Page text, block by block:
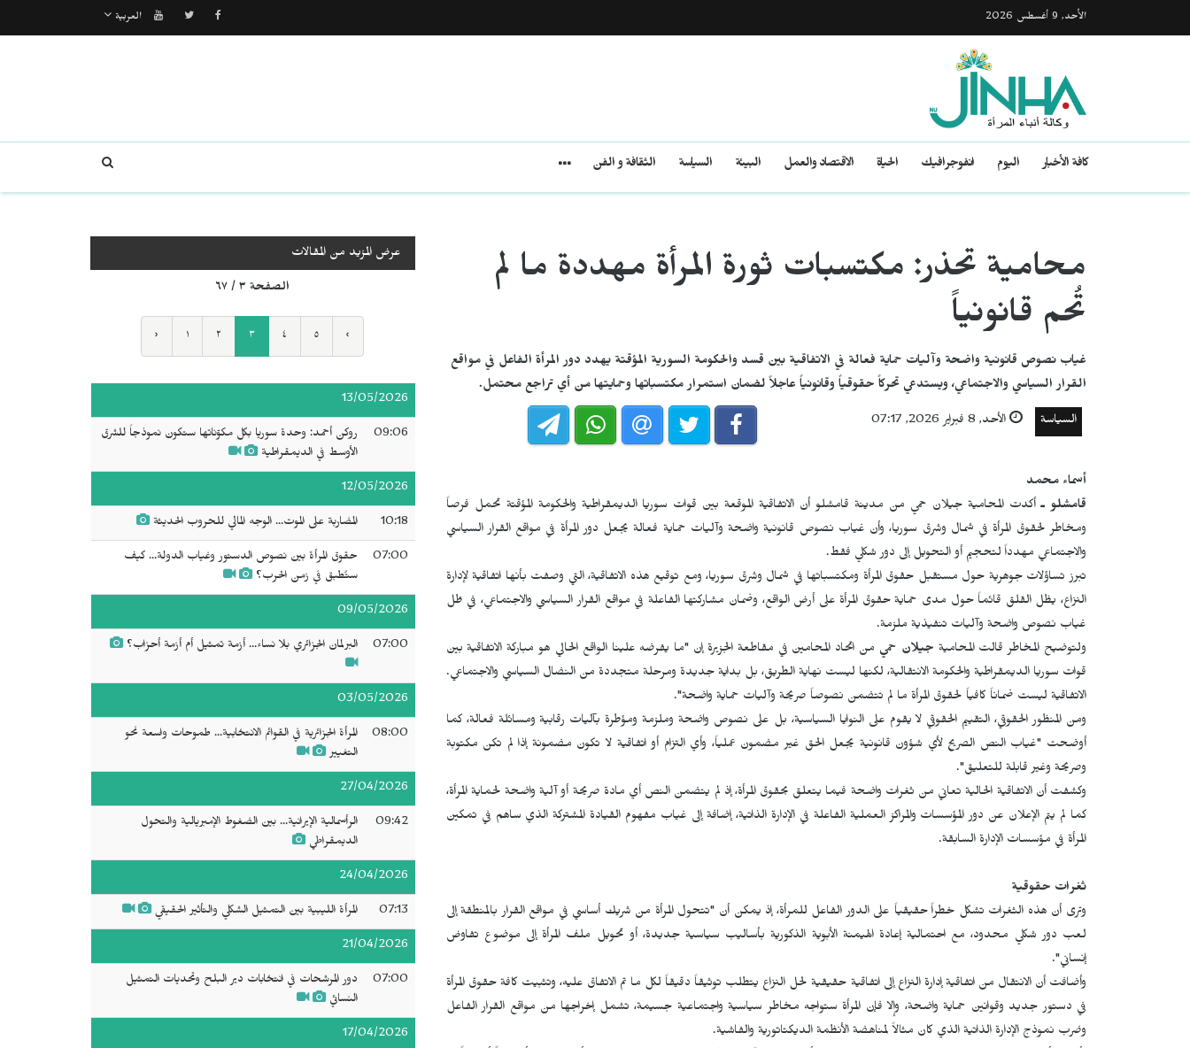
الأحد, 9 أغسطس 2026 العربية
كافة الأخبار اليوم انفوجرافيك الحياة الاقتصاد والعمل البيئة السياسة الثقافة و الفن
محامية تحذر: مكتسبات ثورة المرأة مهددة ما لم
تُحم قانونياً
غياب نصوص قانونية واضحة وآليات حماية فعالة في الاتفاقية بين قسد والحكومة السورية المؤقتة يهدد دور المرأة الفاعل في مواقع
القرار السياسي والاجتماعي، ويستدعي تحركاً حقوقياً وقانونياً عاجلاً لضمان استمرار مكتسباتها وحمايتها من أي تراجع محتمل.
السياسة الأحد, 8 فبراير 2026, 07:17
أسماء محمد
قامشلو ـ أكدت المحامية جيلان حمي من مدينة قامشلو أن الاتفاقية الموقعة بين قوات سوريا الديمقراطية والحكومة المؤقتة تحمل فرصاً
ومخاطر لحقوق المرأة في شمال وشرق سوريا، وأن غياب نصوص قانونية واضحة وآليات حماية فعالة يجعل دور المرأة في مواقع القرار السياسي
والاجتماعي مهدداً لتحجيم أو التحويل إلى دور شكلي فقط.
تبرز تساؤلات جوهرية حول مستقبل حقوق المرأة ومكتسباتها في شمال وشرق سوريا، ومع توقيع هذه الاتفاقية، التي وصفت بأنها اتفاقية لإدارة
النزاع، يظل القلق قائماً حول مدى حماية حقوق المرأة على أرض الواقع، وضمان مشاركتها الفاعلة في مواقع القرار السياسي والاجتماعي، في ظل
غياب نصوص واضحة وآليات تنفيذية ملزمة.
ولتوضيح المخاطر قالت المحامية جيلان حمي من اتحاد المحامين في مقاطعة الجزيرة إن "ما يفرضه علينا الواقع الحالي هو مباركة الاتفاقية بين
قوات سوريا الديمقراطية والحكومة الانتقالية، لكنها ليست نهاية الطريق، بل بداية جديدة ومرحلة متجددة من النضال السياسي والاجتماعي.
الاتفاقية ليست ضماناً كافياً لحقوق المرأة ما لم تتضمن نصوصاً صريحة وآليات حماية واضحة".
ومن المنظور الحقوقي، التقييم الحقوقي لا يقوم على النوايا السياسية، بل على نصوص واضحة وملزمة ومؤطرة بآليات رقابية ومسائلة فعالة، كما
أوضحت "غياب النص الصريح لأي شؤون قانونية يجعل الحق غير مضمون عملياً، وأي التزام أو اتفاقية لا تكون مضمونة إذا لم تكن مكتوبة
وصريحة وغير قابلة للتعليق".
وكشفت أن الاتفاقية الحالية تعاني من ثغرات واضحة فيما يتعلق بحقوق المرأة، إذ لم يتضمن النص أي مادة صريحة أو آلية واضحة لحماية المرأة،
كما لم يتم الإعلان عن دور المؤسسات والمراكز العملية الفاعلة في الإدارة الذاتية، إضافة إلى غياب مفهوم القيادة المشتركة الذي ساهم في تمكين
المرأة في مؤسسات الإدارة السابقة.
ثغرات حقوقية
وترى أن هذه الثغرات تشكل خطراً حقيقياً على الدور الفاعل للمرأة، إذ يمكن أن "تتحول المرأة من شريك أساسي في مواقع القرار بالمنطقة إلى
لعب دور شكلي محدود، مع احتمالية إعادة الهيمنة الأبوية الذكورية بأساليب سياسية جديدة، أو تحويل ملف المرأة إلى موضوع تفاوض
إنساني".
وأضافت أن الانتقال من اتفاقية إدارة النزاع إلى اتفاقية حقيقية لحل النزاع يتطلب توثيقاً دقيقاً لكل ما تم الاتفاق عليه، وتثبيت كافة حقوق المرأة
في دستور جديد وقوانين حماية واضحة، وإلا فإن المرأة ستواجه مخاطر سياسية واجتماعية جسيمة، تشمل إخراجها من مواقع القرار الفاعل
وضرب نموذج الإدارة الذاتية الذي كان مثالاً لمناهضة الأنظمة الديكتاتورية والفاشية.
عرض المزيد من المقالات
الصفحة ٣ / ٦٧
‹ ١ ٢ ٣ ٤ ٥ ›
13/05/2026
09:06
روكن أحمد: وحدة سوريا بكل مكوّناتها ستكون نموذجاً للشرق
الأوسط في الديمقراطية
12/05/2026
10:18 المضاربة على الموت... الوجه المالي للحروب الحديثة
07:00
حقوق المرأة بين نصوص الدستور وغياب الدولة... كيف
ستُطبق في زمن الحرب؟
09/05/2026
07:00 البرلمان الجزائري بلا نساء... أزمة تمثيل أم أزمة أحزاب؟
03/05/2026
08:00
المرأة الجزائرية في القوائم الانتخابية... طموحات واسعة نحو
التغيير
27/04/2026
09:42
الرأسمالية الإيرانية... بين الضغوط الإمبريالية والتحول
الديمقراطي
24/04/2026
07:13 المرأة الليبية بين التمثيل الشكلي والتأثير الحقيقي
21/04/2026
07:00
دور المرشحات في انتخابات دير البلح وتحديات التمثيل
النسائي
17/04/2026